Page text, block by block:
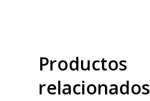
Productos
relacionados